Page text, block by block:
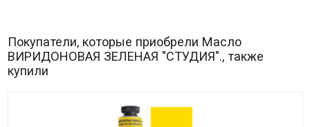
Покупатели, которые приобрели Масло
ВИРИДОНОВАЯ ЗЕЛЕНАЯ "СТУДИЯ"., также
купили